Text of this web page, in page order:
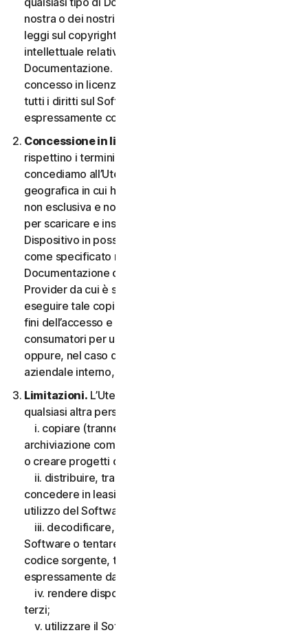
nostra o dei nostri licenziatari e sono protetti dalle
leggi sul copyright. Ciò include tutti i Diritti di proprietà
intellettuale relativi al Software e alla
Documentazione. Qualsiasi Software fornito da noi è
concesso in licenza e non venduto, e ci riserviamo
tutti i diritti sul Software e la Documentazione non
espressamente concessi nel CLS.
Concessione in licenza.
rispettino i termini e le condizioni del CLS,
concediamo all’Utente, nel territorio o nell’area
geografica in cui ha acquisito il Software, una licenza
non esclusiva e non trasferibile a tempo indeterminato
per scaricare e installare una copia del Software sul
Dispositivo in possesso o controllato dall'Utente,
come specificato nel Diritto al Servizio o nella
Documentazione della transazione applicabile dal
Provider da cui è stato ottenuto il Servizio, e per
eseguire tale copia del Software esclusivamente ai
fini dell’accesso e dell’utilizzo dei Servizi per i
consumatori per uso personale non commerciale,
oppure, nel caso dei Servizi aziendali, per uso
aziendale interno, durante il Periodo del Servizio.
Limitazioni. L’Utente non può, né può permettere a
qualsiasi altra persona, quanto segue:
i. copiare (tranne che per scopi di backup o
archiviazione come consentito di seguito), modificare
o creare progetti derivati basati sul Software;
ii. distribuire, trasferire, concedere in licenza,
concedere in leasing, prestare o noleggiare il diritto di
utilizzo del Software a terzi;
iii. decodificare, decompilare o disassemblare il
Software o tentare in qualsiasi modo di scoprire il
codice sorgente, tranne e solo nella misura consentita
espressamente dalla legge applicabile;
iv. rendere disponibili le funzionalità del Software a
terzi;
v. utilizzare il Software in qualsiasi modo non